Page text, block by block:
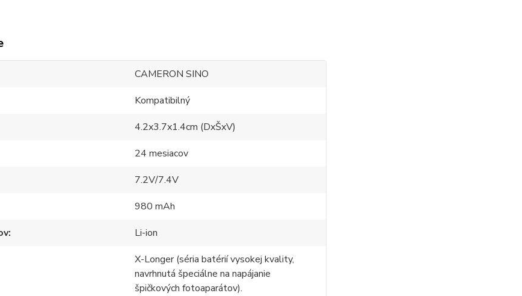
CAMERON SINO
Kompatibilný
4.2x3.7x1.4cm (DxŠxV)
24 mesiacov
7.2V/7.4V
980 mAh
Li-ion
X-Longer (séria batérií vysokej kvality,
navrhnutá špeciálne na napájanie
špičkových fotoaparátov).